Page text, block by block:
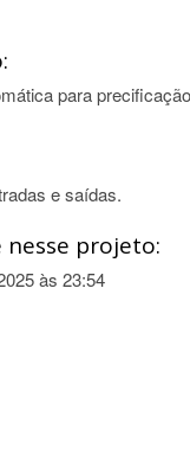
para
e saídas.
projeto:
às 23:54